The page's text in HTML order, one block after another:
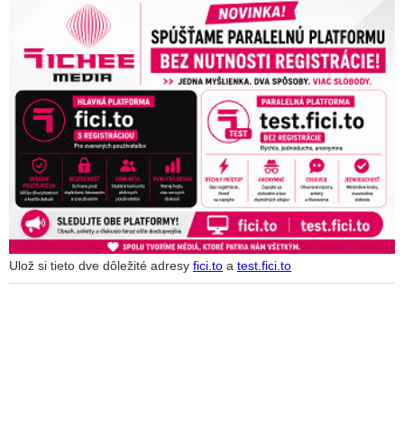
Ulož si tieto dve dôležité adresy fici.to a test.fici.to